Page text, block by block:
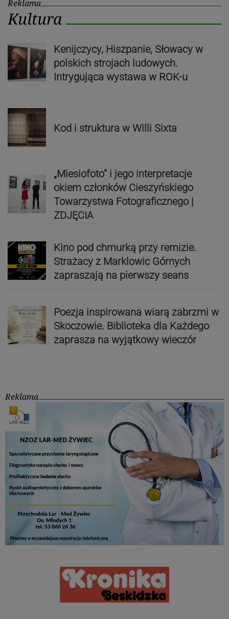
Reklama
Kultura
Kenijczycy, Hiszpanie, Słowacy w
polskich strojach ludowych.
Intrygująca wystawa w ROK-u
Kod i struktura w Willi Sixta
„Miesiofoto” i jego interpretacje
okiem członków Cieszyńskiego
Towarzystwa Fotograficznego |
ZDJĘCIA
Kino pod chmurką przy remizie.
Strażacy z Marklowic Górnych
zapraszają na pierwszy seans
Poezja inspirowana wiarą zabrzmi w
Skoczowie. Biblioteka dla Każdego
zaprasza na wyjątkowy wieczór
Reklama